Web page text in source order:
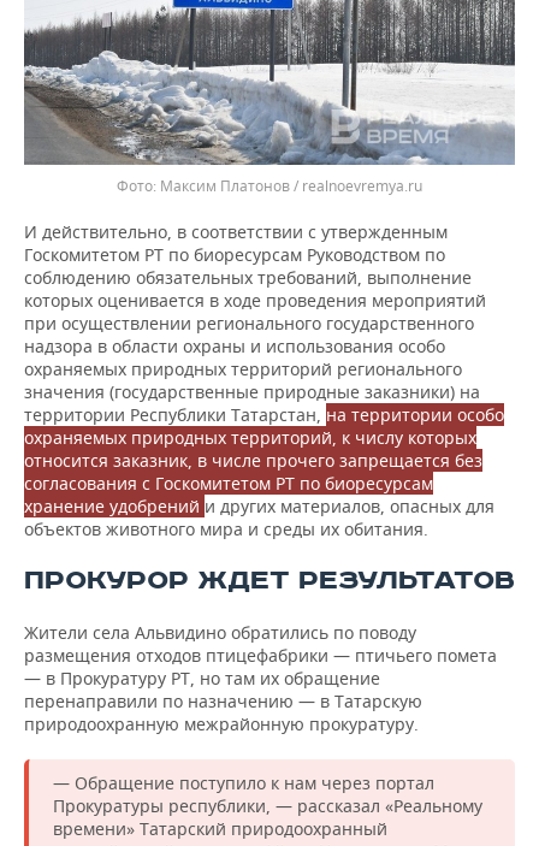
Максим Платонов / realnoevremya.ru
И действительно, в соответствии с утвержденным
Госкомитетом РТ по биоресурсам Руководством по
соблюдению обязательных требований, выполнение
которых оценивается в ходе проведения мероприятий
при осуществлении регионального государственного
надзора в области охраны и использования особо
охраняемых природных территорий регионального
значения (государственные природные заказники) на
территории Республики Татарстан, на территории особо
охраняемых природных территорий, к числу которых
относится заказник, в числе прочего запрещается без
согласования с Госкомитетом РТ по биоресурсам
хранение удобрений и других материалов, опасных для
объектов животного мира и среды их обитания.
ПРОКУРОР ЖДЕТ РЕЗУЛЬТАТОВ
Жители села Альвидино обратились по поводу
размещения отходов птицефабрики — птичьего помета
— в Прокуратуру РТ, но там их обращение
перенаправили по назначению — в Татарскую
природоохранную межрайонную прокуратуру.
— Обращение поступило к нам через портал
Прокуратуры республики, — рассказал «Реальному
времени» Татарский природоохранный